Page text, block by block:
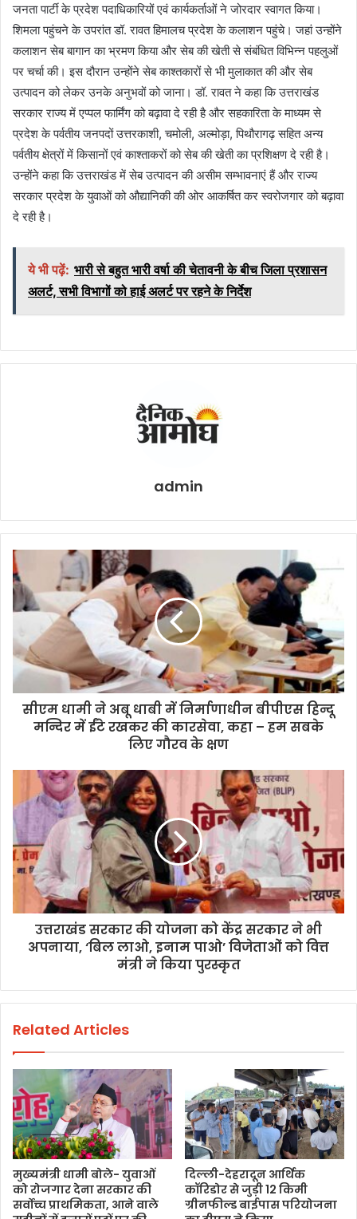
जनता पार्टी के प्रदेश पदाधिकारियों एवं कार्यकर्ताओं ने जोरदार स्वागत किया।
शिमला पहुंचने के उपरांत डॉ. रावत हिमालच प्रदेश के कलाशन पहुंचे। जहां उन्होंने
कलाशन सेब बागान का भ्रमण किया और सेब की खेती से संबंधित विभिन्न पहलुओं
पर चर्चा की। इस दौरान उन्होंने सेब काश्तकारों से भी मुलाकात की और सेब
उत्पादन को लेकर उनके अनुभवों को जाना। डॉ. रावत ने कहा कि उत्तराखंड
सरकार राज्य में एप्पल फार्मिंग को बढ़ावा दे रही है और सहकारिता के माध्यम से
प्रदेश के पर्वतीय जनपदों उत्तरकाशी, चमोली, अल्मोड़ा, पिथौरागढ़ सहित अन्य
पर्वतीय क्षेत्रों में किसानों एवं काश्ताकरों को सेब की खेती का प्रशिक्षण दे रही है।
उन्होंने कहा कि उत्तराखंड में सेब उत्पादन की असीम सम्भावनाएं हैं और राज्य
सरकार प्रदेश के युवाओं को औद्यानिकी की ओर आकर्षित कर स्वरोजगार को बढ़ावा
दे रही है।
ये भी पढ़ें: भारी से बहुत भारी वर्षा की चेतावनी के बीच जिला प्रशासन
अलर्ट, सभी विभागों को हाई अलर्ट पर रहने के निर्देश
admin
सीएम धामी ने अबू धाबी में निर्माणाधीन बीपीएस हिन्दू
मन्दिर में ईंटे रखकर की कारसेवा, कहा – हम सबके
लिए गौरव के क्षण
उत्तराखंड सरकार की योजना को केंद्र सरकार ने भी
अपनाया, ‘बिल लाओ, इनाम पाओ’ विजेताओं को वित्त
मंत्री ने किया पुरस्कृत
Related Articles
मुख्यमंत्री धामी बोले- युवाओं
को रोजगार देना सरकार की
सर्वोच्च प्राथमिकता, आने वाले
दिल्ली-देहरादून आर्थिक
कॉरिडोर से जुड़ी 12 किमी
ग्रीनफील्ड बाईपास परियोजना